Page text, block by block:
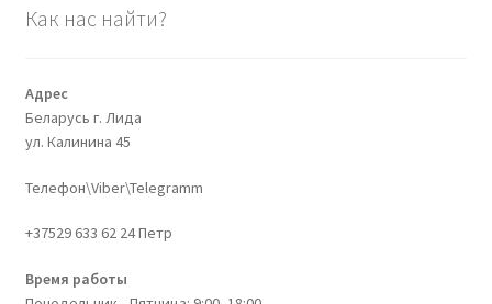
Как нас найти?
Адрес
Беларусь г. Лида
ул. Калинина 45
Телефон\Viber\Telegramm
+37529 633 62 24 Петр
Время работы